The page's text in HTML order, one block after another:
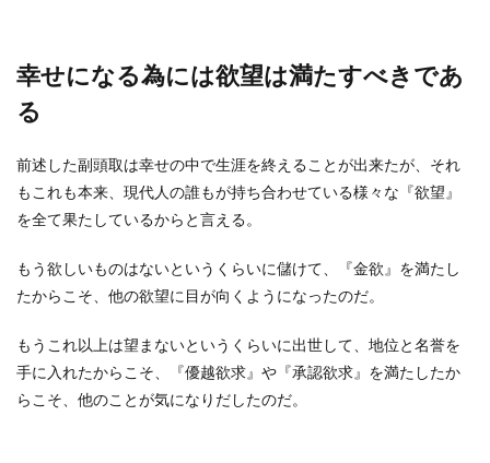
幸せになる為には欲望は満たすべきであ
る
前述した副頭取は幸せの中で生涯を終えることが出来たが、それ
もこれも本来、現代人の誰もが持ち合わせている様々な『欲望』
を全て果たしているからと言える。
もう欲しいものはないというくらいに儲けて、『金欲』を満たし
たからこそ、他の欲望に目が向くようになったのだ。
もうこれ以上は望まないというくらいに出世して、地位と名誉を
手に入れたからこそ、『優越欲求』や『承認欲求』を満たしたか
らこそ、他のことが気になりだしたのだ。